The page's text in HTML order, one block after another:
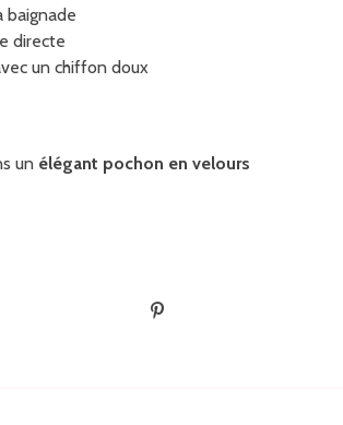
baignade
directe
un chiffon doux
un élégant pochon en velours
É